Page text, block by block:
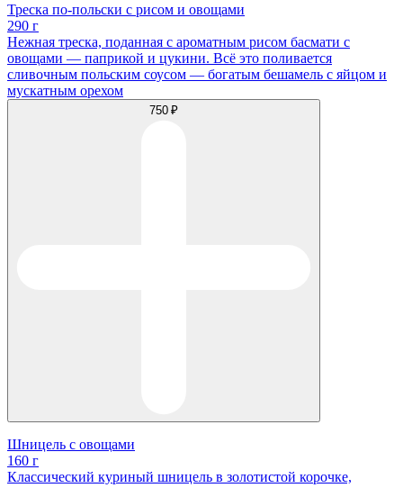
Треска по-польски с рисом и овощами
290 г
Нежная треска, поданная с ароматным рисом басмати с
овощами — паприкой и цукини. Всё это поливается
сливочным польским соусом — богатым бешамель с яйцом и
мускатным орехом
750 ₽
Шницель с овощами
160 г
Классический куриный шницель в золотистой корочке,